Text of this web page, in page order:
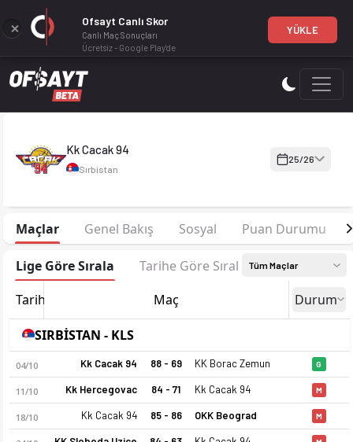
Kk Cacak 94 25-26 sezonu kadrosu, maç fikstürü, puan
Kk Cacak 94
Sırbistan
25/26
Maçlar Genel Bakış Sosyal Puan Durumu
Lige Göre Sırala Tarihe Göre Sırala Tüm Maçlar
Tarih Maç Durum
SIRBİSTAN - KLS
04/10 Kk Cacak 94 88 - 69 KK Borac Zemun G
11/10 Kk Hercegovac 84 - 71 Kk Cacak 94 M
18/10 Kk Cacak 94 85 - 86 OKK Beograd M
Ofsayt Canlı Skor
Canlı Maç Sonuçları
Ücretsiz - Google Play'de
YÜKLE